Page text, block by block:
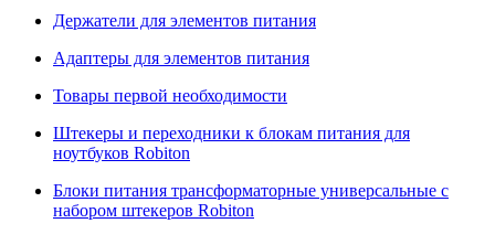
Держатели для элементов питания
Адаптеры для элементов питания
Товары первой необходимости
Штекеры и переходники к блокам питания для
ноутбуков Robiton
Блоки питания трансформаторные универсальные с
набором штекеров Robiton